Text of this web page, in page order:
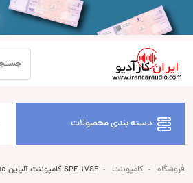
دسته بندی محصولات
فروشگاه کامپوننت SPE-17SF کامپوننت آلپاین Alpine